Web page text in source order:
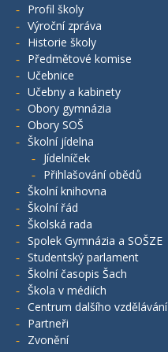
Profil školy
Výroční zpráva
Historie školy
Předmětové komise
Učebnice
Učebny a kabinety
Obory gymnázia
Obory SOŠ
Školní jídelna
Jídelníček
Přihlašování obědů
Školní knihovna
Školní řád
Školská rada
Spolek Gymnázia a SOŠZE
Studentský parlament
Školní časopis Šach
Škola v médiích
Centrum dalšího vzdělávání
Partneři
Zvonění